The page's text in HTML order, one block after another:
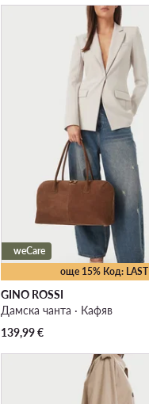
още 15% Код: LAST
weCare
GINO ROSSI
Дамска чанта · Кафяв
139,99€